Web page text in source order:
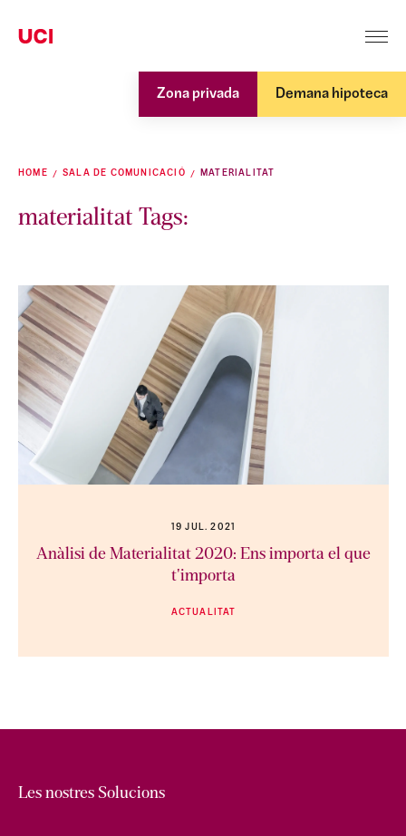
Zona privada Demana hipoteca
HOME SALA DE COMUNICACIÓ MATERIALITAT
materialitat Tags:
19 JUL. 2021
Anàlisi de Materialitat 2020: Ens importa el que
t'importa
ACTUALITAT
Les nostres Solucions